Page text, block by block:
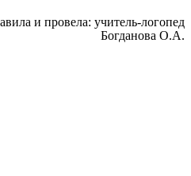
и провела: учитель-логопед
Богданова О.А.